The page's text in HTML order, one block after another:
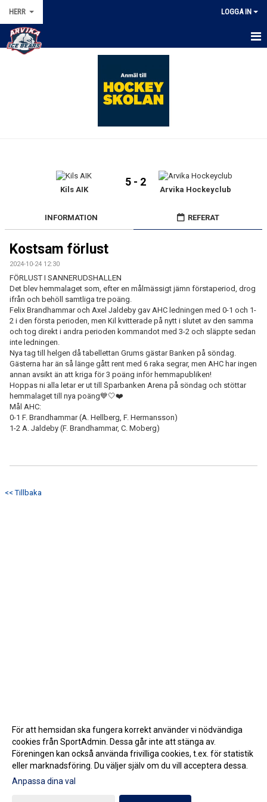
HERR LOGGA IN
DOKUMENT
Kils AIK
5 - 2
Arvika Hockeyclub
INFORMATION REFERAT
Kostsam förlust
2024-10-24 12:30
FÖRLUST I SANNERUDSHALLEN
Det blev hemmalaget som, efter en målmässigt jämn förstaperiod, drog
ifrån och behöll samtliga tre poäng.
Felix Brandhammar och Axel Jaldeby gav AHC ledningen med 0-1 och 1-
2 i den första perioden, men Kil kvitterade på nytt i slutet av den samma
och tog direkt i andra perioden kommandot med 3-2 och släppte sedan
inte ledningen.
Nya tag till helgen då tabellettan Grums gästar Banken på söndag.
Gästerna har än så länge gått rent med 6 raka segrar, men AHC har ingen
annan avsikt än att kriga för 3 poäng inför hemmapubliken!
Hoppas ni alla letar er ut till Sparbanken Arena på söndag och stöttar
hemmalaget till nya poäng💙🤍❤️
Mål AHC:
0-1 F. Brandhammar (A. Hellberg, F. Hermansson)
1-2 A. Jaldeby (F. Brandhammar, C. Moberg)
<< Tillbaka
Gå till Webbversion
För att hemsidan ska fungera korrekt använder vi nödvändiga
cookies från SportAdmin. Dessa går inte att stänga av.
Föreningen kan också använda frivilliga cookies, t.ex. för statistik
eller marknadsföring. Du väljer själv om du vill acceptera dessa.
Anpassa dina val